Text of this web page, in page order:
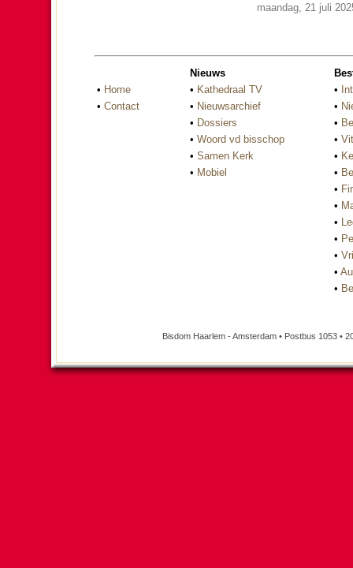
maandag, 21 juli
• Home
• Contact
Nieuws
• Kathedraal TV
• Nieuwsarchief
• Dossiers
• Woord vd bisschop
• Samen Kerk
• Mobiel
•
•
•
•
•
•
•
•
•
•
•
•
•
Bisdom Haarlem - Amsterdam • Postbus 1053 •